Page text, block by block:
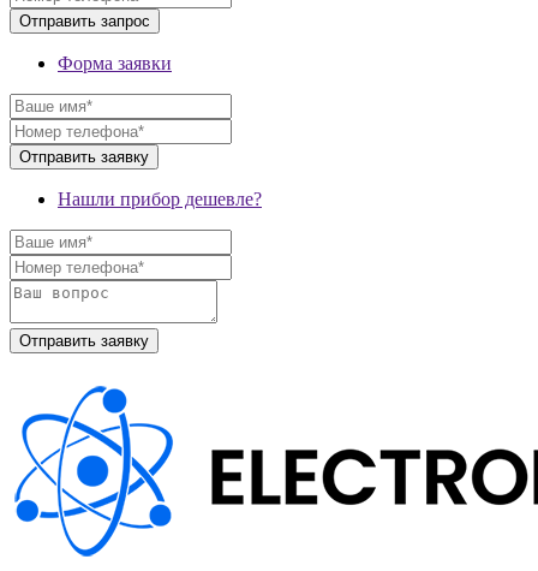
Форма заявки
Нашли прибор дешевле?